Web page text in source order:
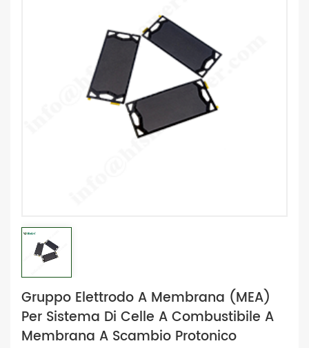
Gruppo Elettrodo A Membrana (MEA)
Per Sistema Di Celle A Combustibile A
Membrana A Scambio Protonico